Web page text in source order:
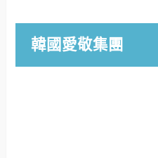
韓國愛敬集團